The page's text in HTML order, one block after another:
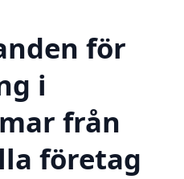
för
i
från
företag